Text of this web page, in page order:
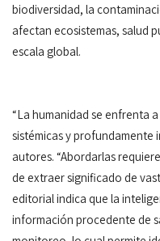
biodiversidad, la
afectan ecosistemas, salud
escala global.
“La humanidad se enfrenta
sistémicas y profundamente
autores. “Abordarlas
de extraer significado de
editorial indica que la
información procedente de